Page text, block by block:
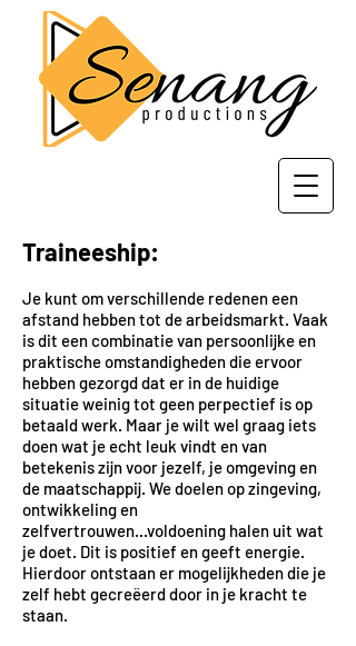
Traineeship:
Je kunt om verschillende redenen een
afstand hebben tot de arbeidsmarkt. Vaak
is dit een combinatie van persoonlijke en
praktische omstandigheden die ervoor
hebben gezorgd dat er in de huidige
situatie weinig tot geen perpectief is op
betaald werk. Maar je wilt wel graag iets
doen wat je echt leuk vindt en van
betekenis zijn voor jezelf, je omgeving en
de maatschappij. We doelen op zingeving,
ontwikkeling en
zelfvertrouwen...voldoening halen uit wat
je doet. Dit is positief en geeft energie.
Hierdoor ontstaan er mogelijkheden die je
zelf hebt gecreëerd door in je kracht te
staan.